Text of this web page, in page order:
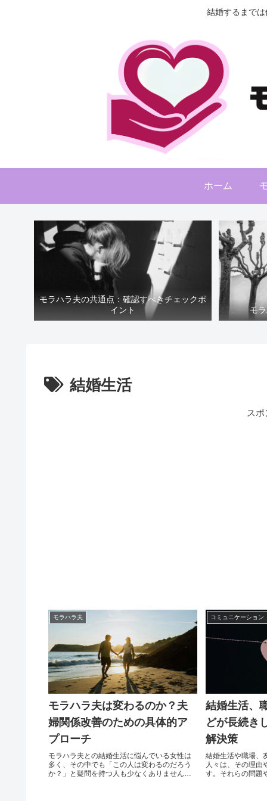
結婚するまで
ホーム
モラハラ夫の共通点：確認すべきチェックポ
イント
モ
結婚生活
ス
モラハラ夫
モラハラ夫は変わるのか？夫
婦関係改善のための具体的ア
プローチ
モラハラ夫との結婚生活に悩んでいる女性は
多く、その中でも「この人は変わるのだろう
か？」と疑問を持つ人も少なくありません。
コミュニケーション
結婚生活、
どが長続き
解決策
結婚生活や職場、
人々は、その理由
す。それらの問題